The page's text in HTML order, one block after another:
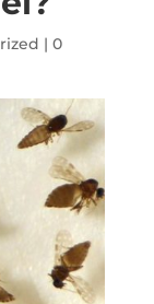
| 0